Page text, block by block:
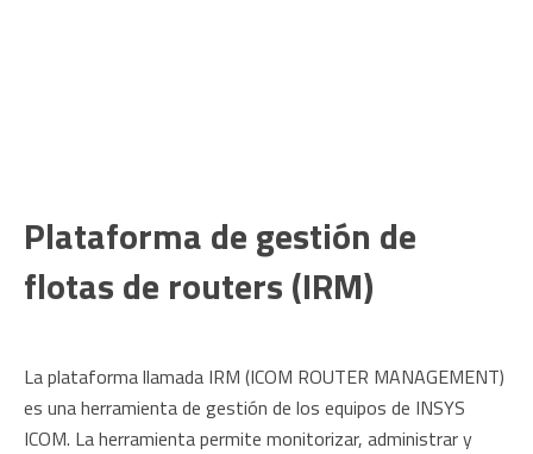
Plataforma de gestión de
flotas de routers (IRM)
La plataforma llamada IRM (ICOM ROUTER MANAGEMENT)
es una herramienta de gestión de los equipos de INSYS
ICOM. La herramienta permite monitorizar, administrar y